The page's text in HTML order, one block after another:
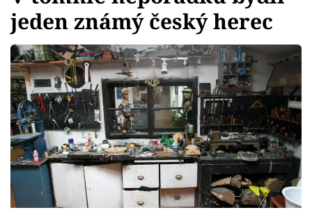
Témata
Bydlení
Zahrada
Design
Sledujte prima+
jeden známý český herec